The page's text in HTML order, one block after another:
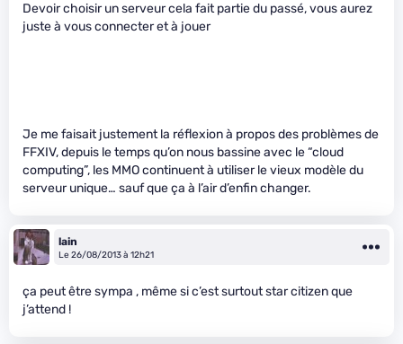
Devoir choisir un serveur cela fait partie du passé, vous aurez
juste à vous connecter et à jouer
Je me faisait justement la réflexion à propos des problèmes de
FFXIV, depuis le temps qu’on nous bassine avec le “cloud
computing”, les MMO continuent à utiliser le vieux modèle du
serveur unique… sauf que ça à l’air d’enfin changer.
lain
Le 26/08/2013 à 12h21
ça peut être sympa , même si c’est surtout star citizen que
j’attend !